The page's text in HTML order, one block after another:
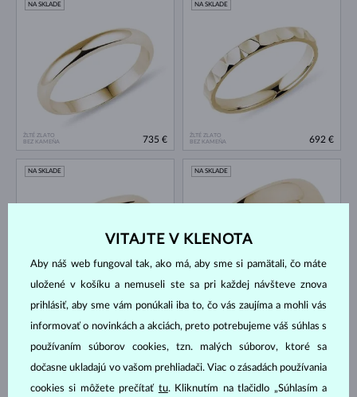
ŽLTÉ ZLATO
BEZ KAMEŇA
NA SKLADE
735 €
ŽLTÉ ZLATO
BEZ KAMEŇA
NA SKLADE
692 €
ŽLTÉ ZLATO
BEZ KAMEŇA
NA SKLADE
500 €
ŽLTÉ ZLATO
BEZ KAMEŇA
NA SKLADE
1 648 €
VITAJTE V KLENOTA
Aby náš web fungoval tak, ako má, aby sme si pamätali, čo máte
uložené v košíku a nemuseli ste sa pri každej návšteve znova
prihlásiť, aby sme vám ponúkali iba to, čo vás zaujíma a mohli vás
informovať o novinkách a akciách, preto potrebujeme váš súhlas s
používaním súborov cookies, tzn. malých súborov, ktoré sa
dočasne ukladajú vo vašom prehliadači. Viac o zásadách používania
cookies si môžete prečítať tu. Kliknutím na tlačidlo „Súhlasím a